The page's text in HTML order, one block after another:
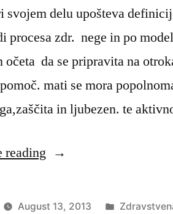
svojem delu upošteva
procesa zdr. nege in po
očeta da se pripravita na
mati se mora
in ljubezen. te
reading “Zdravstvena
otroka:
August 13, 2013
Posted